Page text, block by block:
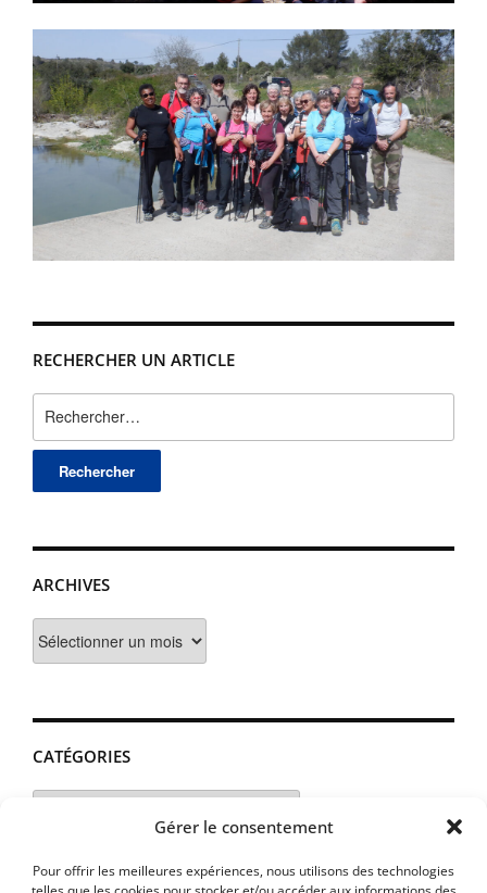
Gérer le consentement
Pour offrir les meilleures expériences, nous utilisons des technologies
RECHERCHER UN ARTICLE
ARCHIVES
CATÉGORIES
Catégories